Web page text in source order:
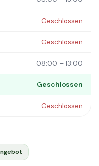
Geschlossen
Geschlossen
08:00 – 13:00
Geschlossen
Geschlossen